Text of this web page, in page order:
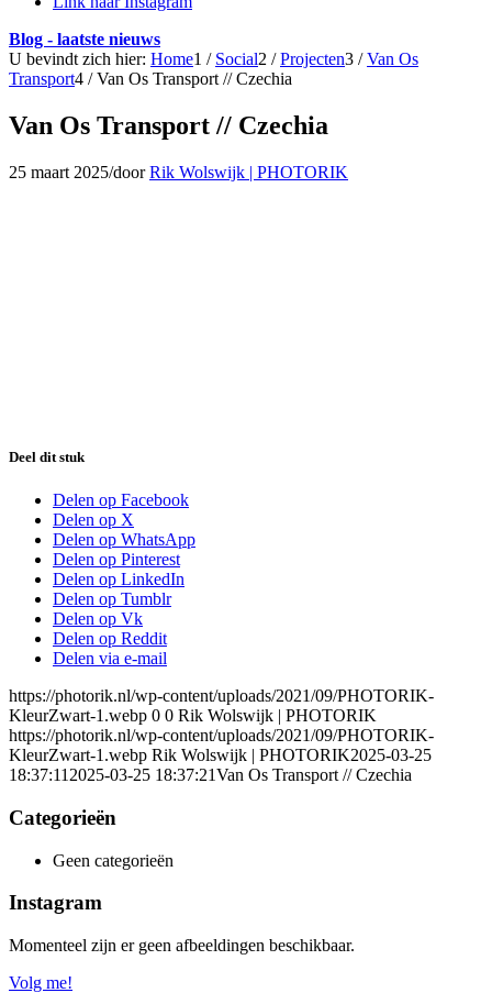
Blog - laatste nieuws
U bevindt zich hier: Home1 / Social2 / Projecten3 / Van Os
Transport4 / Van Os Transport // Czechia
Van Os Transport // Czechia
25 maart 2025/doorRik Wolswijk | PHOTORIK
Deel dit stuk
Delen op Facebook
Delen op X
Delen op WhatsApp
Delen op Pinterest
Delen op LinkedIn
Delen op Tumblr
Delen op Vk
Delen op Reddit
Delen via e-mail
https://photorik.nl/wp-content/uploads/2021/09/PHOTORIK-
KleurZwart-1.webp 0 0 Rik Wolswijk | PHOTORIK
https://photorik.nl/wp-content/uploads/2021/09/PHOTORIK-
KleurZwart-1.webp Rik Wolswijk | PHOTORIK2025-03-25
18:37:11 2025-03-25 18:37:21Van Os Transport // Czechia
Categorieën
Geen categorieën
Instagram
Momenteel zijn er geen afbeeldingen beschikbaar.
Volg me!